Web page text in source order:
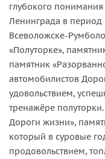
глубокого
Ленинграда в
Всеволожске-
«Полуторке»,
памятник
автомобилистов
удовольствием,
тренажёре
Дороги жизни»,
который в суровые
продовольствием,